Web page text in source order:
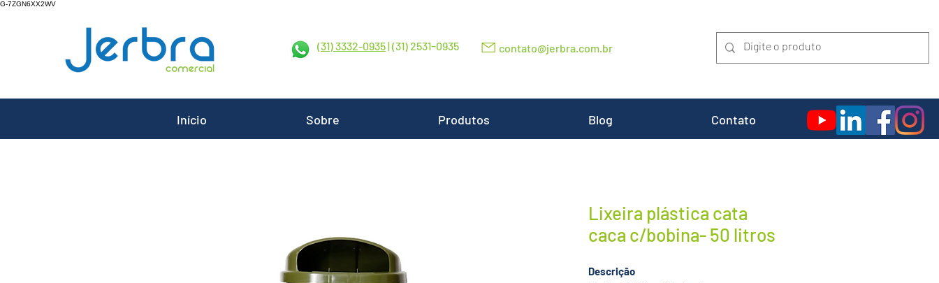
G-7ZGN6XX2WV
(31) 3332-0935| (31) 2531-0935 contato@jerbra.com.br
Lixeira plástica cata
caca c/bobina- 50 litros
Descrição
Início Sobre Produtos Blog Contato